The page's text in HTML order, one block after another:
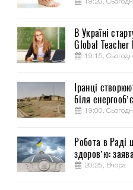
19:20,
В Україні
Global
19:15,
Іранці
біля
19:00,
Робота в Раді
здоров’ю:
20:25, Вчора